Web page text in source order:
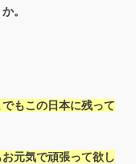
。
もこの日本に残って
元気で頑張って欲し